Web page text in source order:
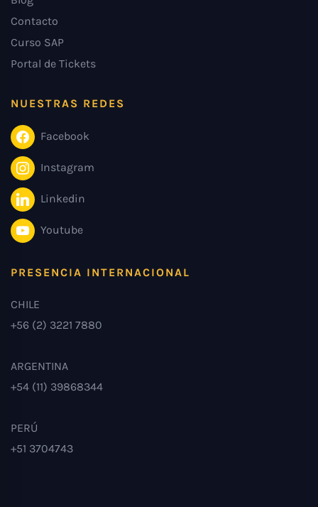
Contacto
Curso SAP
Portal de Tickets
NUESTRAS REDES
Facebook
Instagram
Linkedin
Youtube
PRESENCIA INTERNACIONAL
CHILE
+56 (2) 3221 7880
ARGENTINA
+54 (11) 39868344
PERÚ
+51 3704743